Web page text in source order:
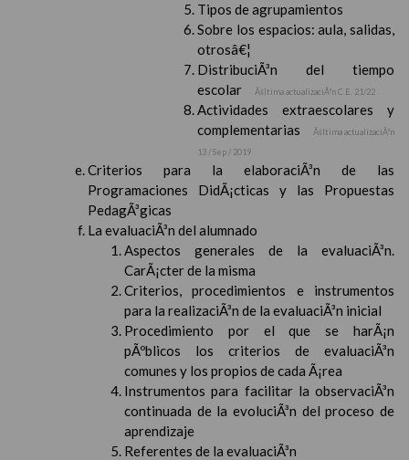
Tipos de agrupamientos
Sobre los espacios: aula, salidas,
otrosâ€¦
DistribuciÃ³n del tiempo
escolar
Ãšltima actualizaciÃ³n C.E. 21/22
Actividades extraescolares y
complementarias
Ãšltima actualizaciÃ³n
13 / Sep / 2019
Criterios para la elaboraciÃ³n de las
Programaciones DidÃ¡cticas y las Propuestas
PedagÃ³gicas
La evaluaciÃ³n del alumnado
Aspectos generales de la evaluaciÃ³n.
CarÃ¡cter de la misma
Criterios, procedimientos e instrumentos
para la realizaciÃ³n de la evaluaciÃ³n inicial
Procedimiento por el que se harÃ¡n
pÃºblicos los criterios de evaluaciÃ³n
comunes y los propios de cada Ã¡rea
Instrumentos para facilitar la observaciÃ³n
continuada de la evoluciÃ³n del proceso de
aprendizaje
Referentes de la evaluaciÃ³n